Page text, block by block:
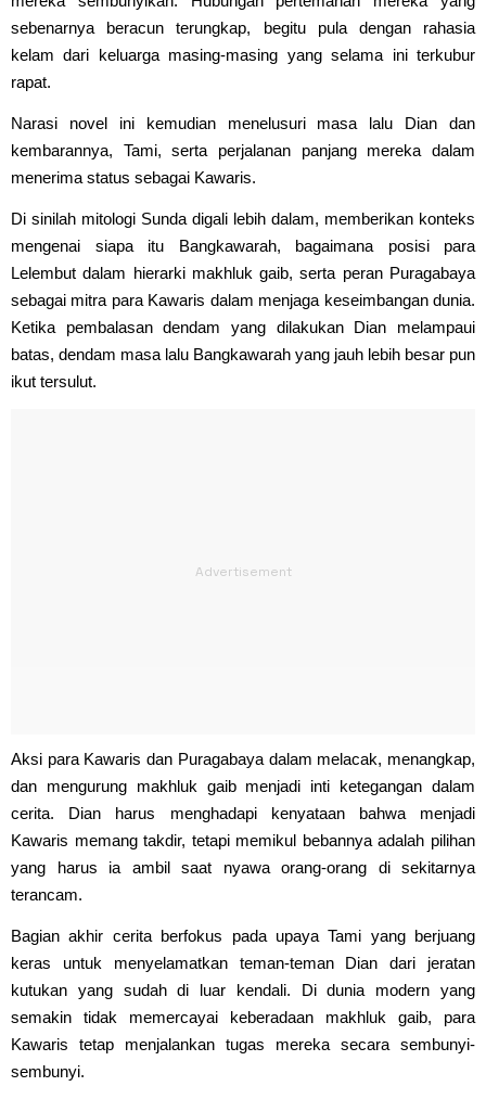
sebenarnya beracun terungkap, begitu pula dengan rahasia
kelam dari keluarga masing-masing yang selama ini terkubur
rapat.
Narasi novel ini kemudian menelusuri masa lalu Dian dan
kembarannya, Tami, serta perjalanan panjang mereka dalam
menerima status sebagai Kawaris.
Di sinilah mitologi Sunda digali lebih dalam, memberikan konteks
mengenai siapa itu Bangkawarah, bagaimana posisi para
Lelembut dalam hierarki makhluk gaib, serta peran Puragabaya
sebagai mitra para Kawaris dalam menjaga keseimbangan dunia.
Ketika pembalasan dendam yang dilakukan Dian melampaui
batas, dendam masa lalu Bangkawarah yang jauh lebih besar pun
ikut tersulut.
Aksi para Kawaris dan Puragabaya dalam melacak, menangkap,
dan mengurung makhluk gaib menjadi inti ketegangan dalam
cerita. Dian harus menghadapi kenyataan bahwa menjadi
Kawaris memang takdir, tetapi memikul bebannya adalah pilihan
yang harus ia ambil saat nyawa orang-orang di sekitarnya
terancam.
Bagian akhir cerita berfokus pada upaya Tami yang berjuang
keras untuk menyelamatkan teman-teman Dian dari jeratan
kutukan yang sudah di luar kendali. Di dunia modern yang
semakin tidak memercayai keberadaan makhluk gaib, para
Kawaris tetap menjalankan tugas mereka secara sembunyi-
sembunyi.